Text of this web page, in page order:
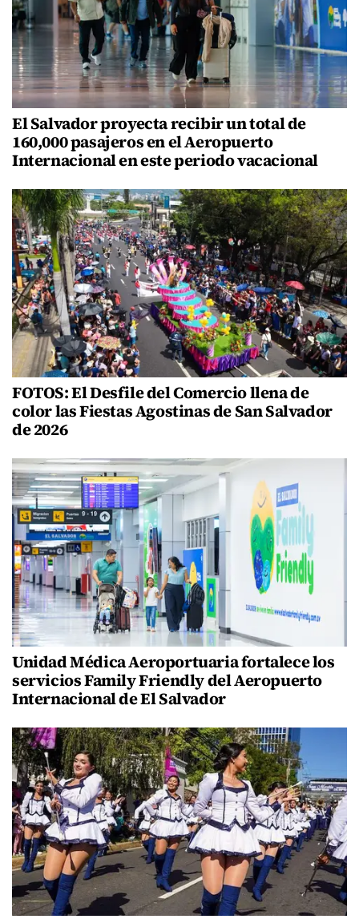
El Salvador proyecta recibir un total de
160,000 pasajeros en el Aeropuerto
Internacional en este periodo vacacional
FOTOS: El Desfile del Comercio llena de
color las Fiestas Agostinas de San Salvador
de 2026
Unidad Médica Aeroportuaria fortalece los
servicios Family Friendly del Aeropuerto
Internacional de El Salvador